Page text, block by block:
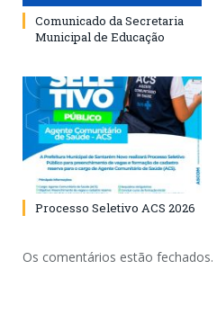
Comunicado da Secretaria
Municipal de Educação
Processo Seletivo ACS 2026
Os comentários estão fechados.